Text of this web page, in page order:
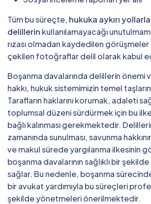
Tüm bu süreçte, hukuka aykırı
delillerin kullanılamayacağı
rızası olmadan kaydedilen
çekilen fotoğraflar delil olarak kabul
Boşanma davalarında delillerin önemi
hakkı, hukuk sistemimizin temel
Tarafların haklarını korumak, adaleti
toplumsal düzeni sürdürmek için bu
bağlı kalınması gerekmektedir.
zamanında sunulması, savunma
ve makul sürede yargılanma ilkesinin
boşanma davalarının sağlıklı bir
sağlar. Bu nedenle, boşanma
bir avukat yardımıyla bu süreçleri
şekilde yönetmeleri önerilmektedir.